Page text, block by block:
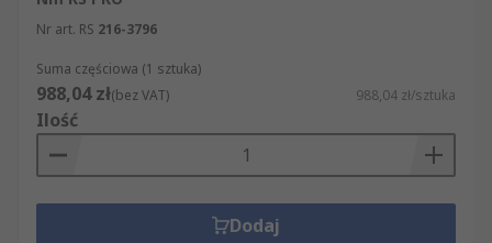
Nr art. RS 216-3796
Suma częściowa (1 sztuka)
988,04 zł(bez VAT) 988,04 zł/sztuka
Ilość
Dodaj